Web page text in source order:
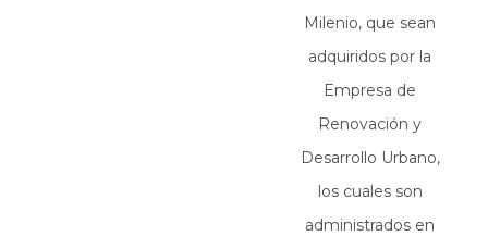
Milenio, que sean
adquiridos por la
Empresa de
Renovación y
Desarrollo Urbano,
los cuales son
administrados en